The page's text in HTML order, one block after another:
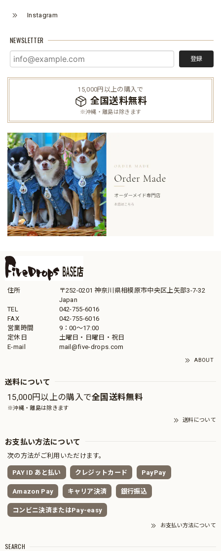
Instagram
NEWSLETTER
登録
15,000円以上の購入で
全国送料無料
※沖縄・離島は除きます
住所
〒252-0201 神奈川県相模原市中央区上矢部3-7-32
Japan
TEL
042-755-6016
FAX
042-755-6016
営業時間
9：00～17:00
定休日
土曜日・日曜日・祝日
E-mail
mail@five-drops.com
ABOUT
送料について
15,000円以上の購入で全国送料無料
※沖縄・離島は除きます
送料について
お支払い方法について
次の方法がご利用いただけます。
PAY ID あと払い クレジットカード PayPay
Amazon Pay キャリア決済 銀行振込
コンビニ決済またはPay-easy
お支払い方法について
SEARCH